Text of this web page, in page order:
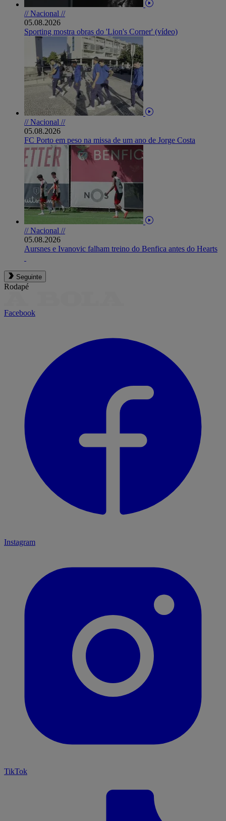
// Nacional //
05.08.2026
Sporting mostra obras do 'Lion's Corner' (vídeo)
// Nacional //
05.08.2026
FC Porto em peso na missa de um ano de Jorge Costa
// Nacional //
05.08.2026
Aursnes e Ivanovic falham treino do Benfica antes do Hearts
Seguinte
Rodapé
Facebook
Instagram
TikTok